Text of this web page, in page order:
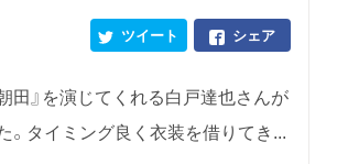
シェア
ツイート
田』を演じてくれる白戸達也さんが
。タイミング良く衣装を借りてき...